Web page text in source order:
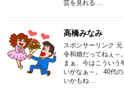
芸を見れる …
高橋みなみ
スポンサーリンク
令和婚だってねぇ～
まぁ、今はこういう
いかなぁ～。 40代
いかもね …